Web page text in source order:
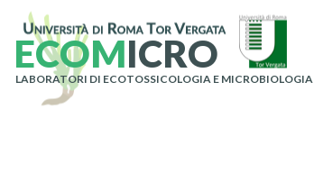
ECOMICRO
LABORATORI DI ECOTOSSICOLOGIA E MICROBIOLOGIA